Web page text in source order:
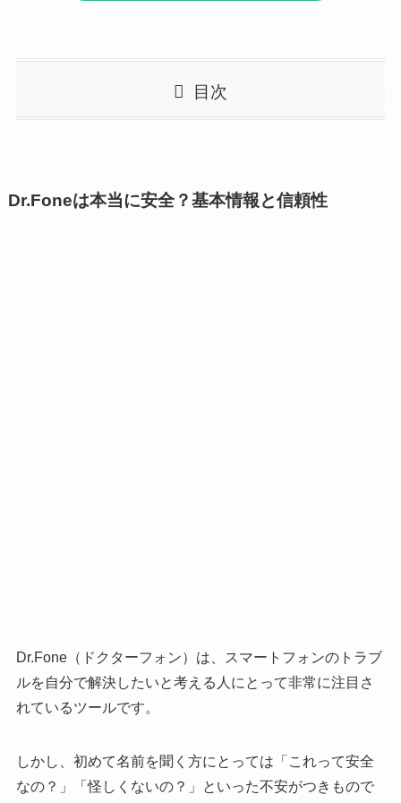
目次
Dr.Foneは本当に安全？基本情報と信頼性
Dr.Fone（ドクターフォン）は、スマートフォンのトラブ
ルを自分で解決したいと考える人にとって非常に注目さ
れているツールです。
しかし、初めて名前を聞く方にとっては「これって安全
なの？」「怪しくないの？」といった不安がつきもので